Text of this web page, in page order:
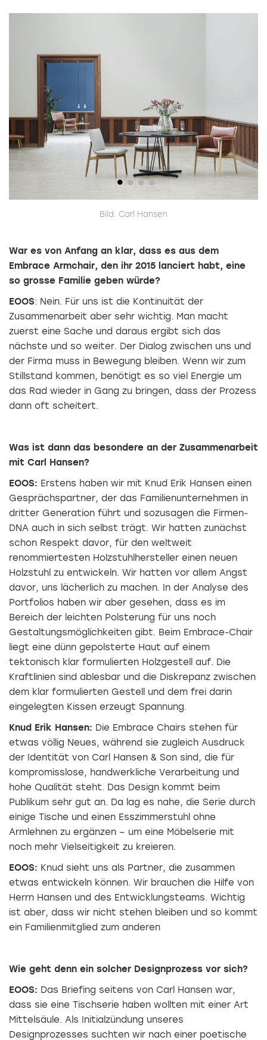
Bild: Carl Hansen
War es von Anfang an klar, dass es aus dem
Embrace Armchair, den ihr 2015 lanciert habt, eine
so grosse Familie geben würde?
EOOS: Nein. Für uns ist die Kontinuität der
Zusammenarbeit aber sehr wichtig. Man macht
zuerst eine Sache und daraus ergibt sich das
nächste und so weiter. Der Dialog zwischen uns und
der Firma muss in Bewegung bleiben. Wenn wir zum
Stillstand kommen, benötigt es so viel Energie um
das Rad wieder in Gang zu bringen, dass der Prozess
dann oft scheitert.
Was ist dann das besondere an der Zusammenarbeit
mit Carl Hansen?
EOOS: Erstens haben wir mit Knud Erik Hansen einen
Gesprächspartner, der das Familienunternehmen in
dritter Generation führt und sozusagen die Firmen-
DNA auch in sich selbst trägt. Wir hatten zunächst
schon Respekt davor, für den weltweit
renommiertesten Holzstuhlhersteller einen neuen
Holzstuhl zu entwickeln. Wir hatten vor allem Angst
davor, uns lächerlich zu machen. In der Analyse des
Portfolios haben wir aber gesehen, dass es im
Bereich der leichten Polsterung für uns noch
Gestaltungsmöglichkeiten gibt. Beim Embrace-Chair
liegt eine dünn gepolsterte Haut auf einem
tektonisch klar formulierten Holzgestell auf. Die
Kraftlinien sind ablesbar und die Diskrepanz zwischen
dem klar formulierten Gestell und dem frei darin
eingelegten Kissen erzeugt Spannung.
Knud Erik Hansen: Die Embrace Chairs stehen für
etwas völlig Neues, während sie zugleich Ausdruck
der Identität von Carl Hansen & Son sind, die für
kompromisslose, handwerkliche Verarbeitung und
hohe Qualität steht. Das Design kommt beim
Publikum sehr gut an. Da lag es nahe, die Serie durch
einige Tische und einen Esszimmerstuhl ohne
Armlehnen zu ergänzen – um eine Möbelserie mit
noch mehr Vielseitigkeit zu kreieren.
EOOS: Knud sieht uns als Partner, die zusammen
etwas entwickeln können. Wir brauchen die Hilfe von
Herrn Hansen und des Entwicklungsteams. Wichtig
ist aber, dass wir nicht stehen bleiben und so kommt
ein Familienmitglied zum anderen
Wie geht denn ein solcher Designprozess vor sich?
EOOS: Das Briefing seitens von Carl Hansen war,
dass sie eine Tischserie haben wollten mit einer Art
Mittelsäule. Als Initialzündung unseres
Designprozesses suchten wir nach einer poetische